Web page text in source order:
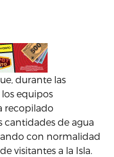
durante las
equipos
recopilado
cantidades de agua
con normalidad
visitantes a la Isla.